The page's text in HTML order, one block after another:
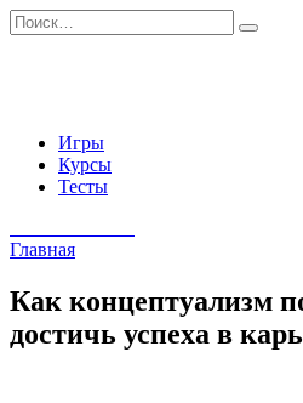
Перейти
к
Search
for:
Игры
Курсы
Тесты
Главная
Как концептуализм
достичь успеха в